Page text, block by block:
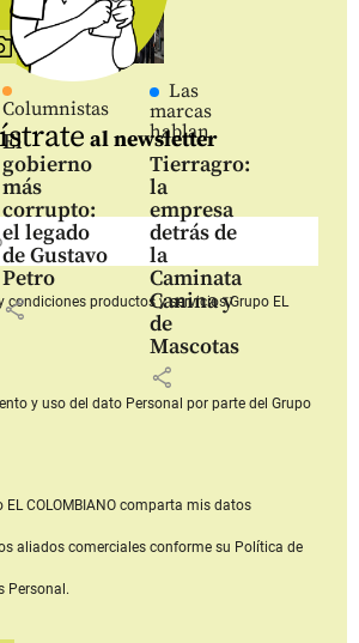
Columnistas
El
gobierno
más
corrupto:
el legado
de Gustavo
Petro
share
Las
marcas
hablan
Tierragro:
la
empresa
detrás de
la
Caminata
Canina y
de
Mascotas
share
al newsletter
condiciones productos y serviciosGrupo EL
y uso del dato Personal por parte del Grupo
COLOMBIANOcomparta mis datos
aliados comerciales conforme su Política de
Personal.